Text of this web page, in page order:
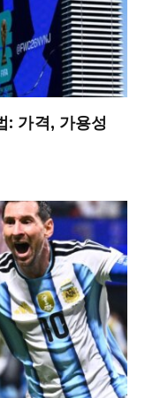
: 가격, 가용성